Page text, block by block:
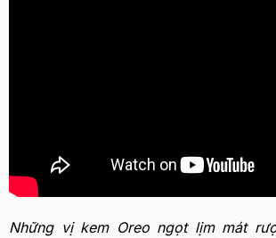
Những vị kem Oreo ngọt lịm mát